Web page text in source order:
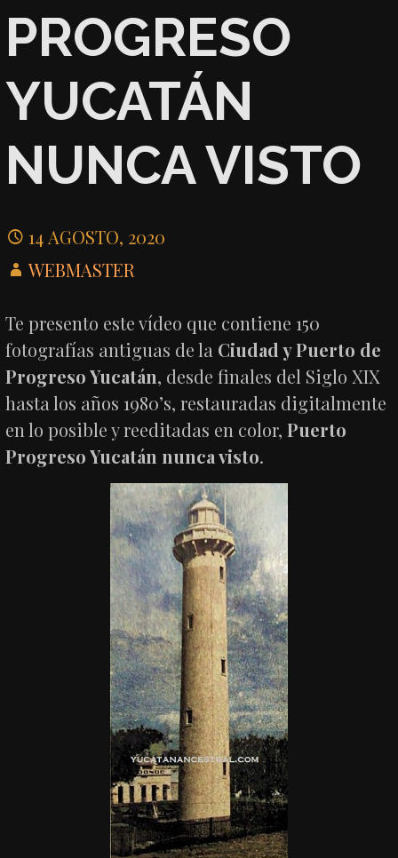
PROGRESO
YUCATÁN
NUNCA VISTO
14 AGOSTO, 2020
WEBMASTER
Te presento este vídeo que contiene 150
fotografías antiguas de la Ciudad y Puerto de
Progreso Yucatán, desde finales del Siglo XIX
hasta los años 1980’s, restauradas digitalmente
en lo posible y reeditadas en color,Puerto
Progreso Yucatán nunca visto.